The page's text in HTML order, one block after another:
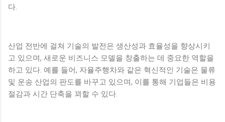
다.
산업 전반에 걸쳐 기술의 발전은 생산성과 효율성을 향상시키
고 있으며, 새로운 비즈니스 모델을 창출하는 데 중요한 역할을
하고 있다. 예를 들어, 자율주행차와 같은 혁신적인 기술은 물류
및 운송 산업의 판도를 바꾸고 있으며, 이를 통해 기업들은 비용
절감과 시간 단축을 꾀할 수 있다.